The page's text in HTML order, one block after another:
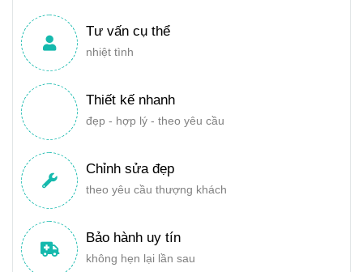
Tư vấn cụ thể
nhiệt tình
Thiết kế nhanh
đẹp - hợp lý - theo yêu cầu
Chỉnh sửa đẹp
theo yêu cầu thượng khách
Bảo hành uy tín
không hẹn lại lần sau